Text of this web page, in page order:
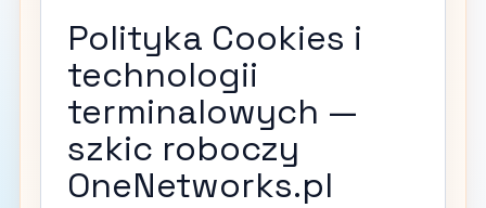
Polityka Cookies i
technologii
terminalowych —
szkic roboczy
OneNetworks.pl